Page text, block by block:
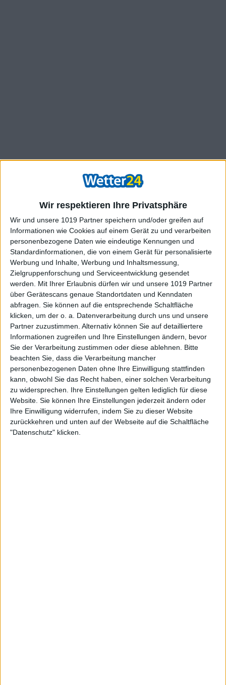
Wir respektieren Ihre Privatsphäre
Wir und unsere 1019 Partner speichern und/oder greifen auf
Informationen wie Cookies auf einem Gerät zu und verarbeiten
personenbezogene Daten wie eindeutige Kennungen und
Standardinformationen, die von einem Gerät für personalisierte
Werbung und Inhalte, Werbung und Inhaltsmessung,
Zielgruppenforschung und Serviceentwicklung gesendet
werden.
Mit Ihrer Erlaubnis dürfen wir und unsere 1019 Partner
über Gerätescans genaue Standortdaten und Kenndaten
abfragen. Sie können auf die entsprechende Schaltfläche
klicken, um der o. a. Datenverarbeitung durch uns und unsere
Partner zuzustimmen. Alternativ können Sie auf detailliertere
Informationen zugreifen und Ihre Einstellungen ändern, bevor
Sie der Verarbeitung zustimmen oder diese ablehnen.
Bitte
beachten Sie, dass die Verarbeitung mancher
personenbezogenen Daten ohne Ihre Einwilligung stattfinden
kann, obwohl Sie das Recht haben, einer solchen Verarbeitung
zu widersprechen. Ihre Einstellungen gelten lediglich für diese
Website. Sie können Ihre Einstellungen jederzeit ändern oder
Ihre Einwilligung widerrufen, indem Sie zu dieser Website
zurückkehren und unten auf der Webseite auf die Schaltfläche
"Datenschutz" klicken.